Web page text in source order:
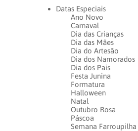
Datas Especiais
Ano Novo
Carnaval
Dia das Crianças
Dia das Mães
Dia do Artesão
Dia dos Namorados
Dia dos Pais
Festa Junina
Formatura
Halloween
Natal
Outubro Rosa
Páscoa
Semana Farroupilha